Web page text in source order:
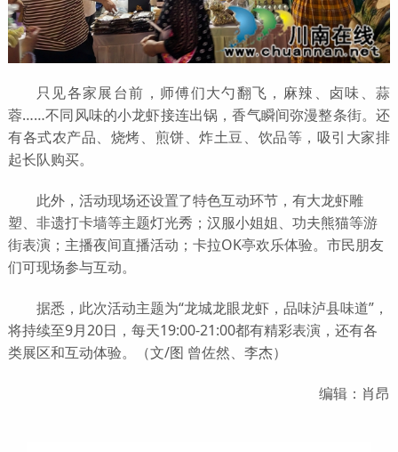
只见各家展台前，师傅们大勺翻飞，麻辣、卤味、蒜
蓉……不同风味的小龙虾接连出锅，香气瞬间弥漫整条街。还
有各式农产品、烧烤、煎饼、炸土豆、饮品等，吸引大家排
起长队购买。
此外，活动现场还设置了特色互动环节，有大龙虾雕
塑、非遗打卡墙等主题灯光秀；汉服小姐姐、功夫熊猫等游
街表演；主播夜间直播活动；卡拉OK亭欢乐体验。市民朋友
们可现场参与互动。
据悉，此次活动主题为“龙城龙眼龙虾，品味泸县味道”，
将持续至9月20日，每天19:00-21:00都有精彩表演，还有各
类展区和互动体验。（文/图 曾佐然、李杰）
编辑：肖昂